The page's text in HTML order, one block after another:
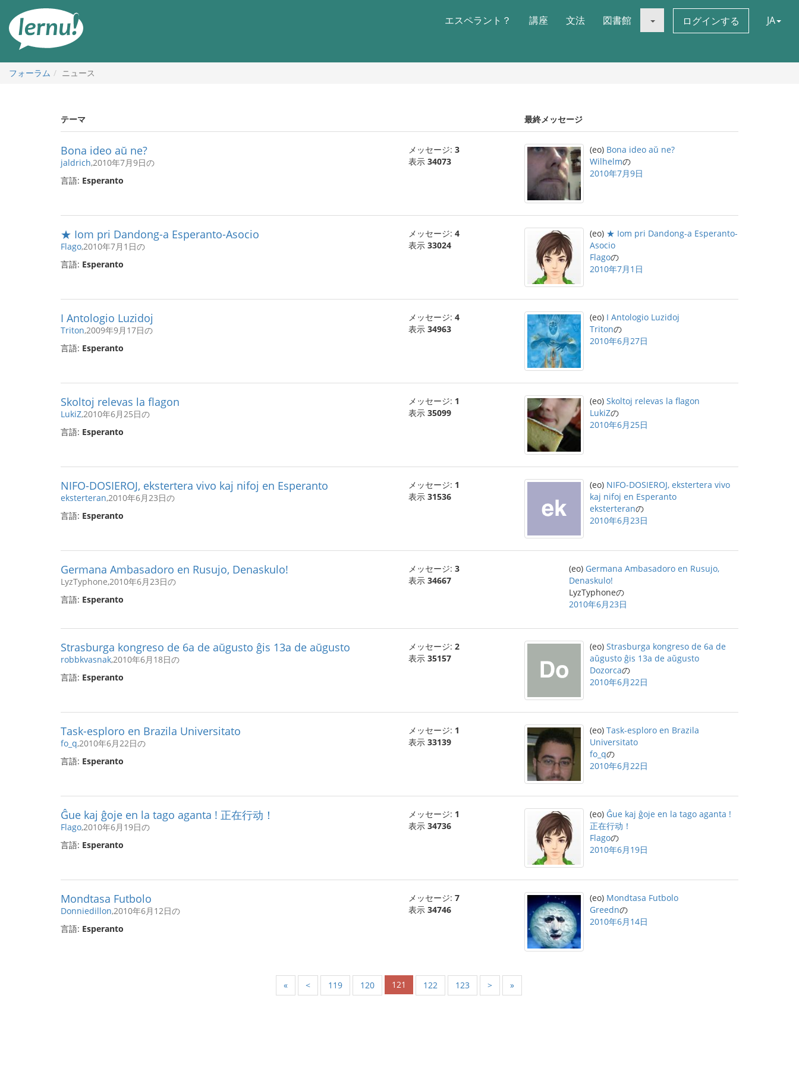
エスペラント？ 講座 文法 図書館 ログインする JA
フォーラム ニュース
テーマ 最終メッセージ
Bona ideo aŭ ne?
jaldrich,2010年7月9日の
言語: Esperanto
メッセージ: 3
表示 34073
(eo) Bona ideo aŭ ne?
Wilhelmの
2010年7月9日
★ Iom pri Dandong-a Esperanto-Asocio
Flago,2010年7月1日の
言語: Esperanto
メッセージ: 4
表示 33024
(eo) ★ Iom pri Dandong-a Esperanto-
Asocio
Flagoの
2010年7月1日
I Antologio Luzidoj
Triton,2009年9月17日の
言語: Esperanto
メッセージ: 4
表示 34963
(eo) I Antologio Luzidoj
Tritonの
2010年6月27日
Skoltoj relevas la flagon
LukiZ,2010年6月25日の
言語: Esperanto
メッセージ: 1
表示 35099
(eo) Skoltoj relevas la flagon
LukiZの
2010年6月25日
NIFO-DOSIEROJ, ekstertera vivo kaj nifoj en Esperanto
eksterteran,2010年6月23日の
言語: Esperanto
メッセージ: 1
表示 31536
(eo) NIFO-DOSIEROJ, ekstertera vivo
kaj nifoj en Esperanto
eksterteranの
2010年6月23日
Germana Ambasadoro en Rusujo, Denaskulo!
LyzTyphone,2010年6月23日の
言語: Esperanto
メッセージ: 3
表示 34667
(eo) Germana Ambasadoro en Rusujo,
Denaskulo!
LyzTyphoneの
2010年6月23日
Strasburga kongreso de 6a de aŭgusto ĝis 13a de aŭgusto
robbkvasnak,2010年6月18日の
言語: Esperanto
メッセージ: 2
表示 35157
(eo) Strasburga kongreso de 6a de
aŭgusto ĝis 13a de aŭgusto
Dozorcaの
2010年6月22日
Task-esploro en Brazila Universitato
fo_q,2010年6月22日の
言語: Esperanto
メッセージ: 1
表示 33139
(eo) Task-esploro en Brazila
Universitato
fo_qの
2010年6月22日
Ĝue kaj ĝoje en la tago aganta ! 正在行动！
Flago,2010年6月19日の
言語: Esperanto
メッセージ: 1
表示 34736
(eo) Ĝue kaj ĝoje en la tago aganta !
正在行动！
Flagoの
2010年6月19日
Mondtasa Futbolo
Donniedillon,2010年6月12日の
言語: Esperanto
メッセージ: 7
表示 34746
(eo) Mondtasa Futbolo
Greednの
2010年6月14日
« < 119 120 121 122 123 > »